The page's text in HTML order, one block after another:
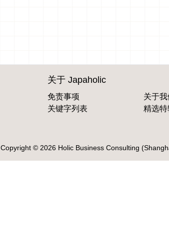
关于 Japaholic
免责事项
关于我
关键字列表
精选特
Copyright © 2026 Holic Business Consulting